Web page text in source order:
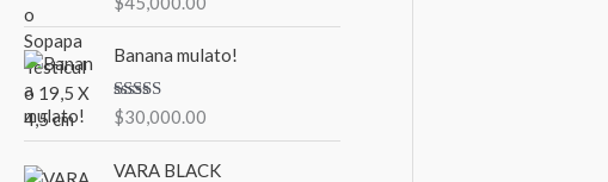
5.00 de 5
Banana mulato!
Valorado en
$30,000.00
VARA BLACK